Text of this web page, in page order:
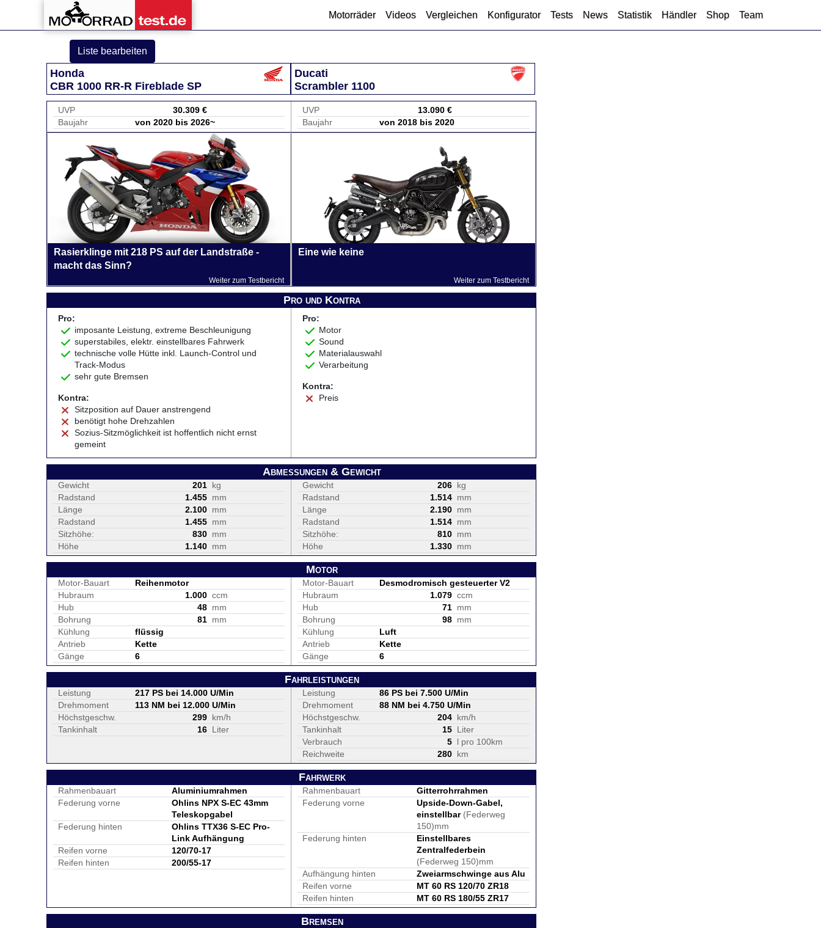
Motorräder Videos Vergleichen Konfigurator Tests News Statistik Händler Shop Team
Liste bearbeiten
Honda
CBR 1000 RR-R Fireblade SP
Ducati
Scrambler 1100
UVP
30.309 €
Baujahr
von 2020 bis 2026~
UVP
13.090 €
Baujahr
von 2018 bis 2020
Rasierklinge mit 218 PS auf der Landstraße -
macht das Sinn?
Weiter zum Testbericht
Eine wie keine
Weiter zum Testbericht
Pro und Kontra
Pro:
imposante Leistung, extreme Beschleunigung
superstabiles, elektr. einstellbares Fahrwerk
technische volle Hütte inkl. Launch-Control und
Track-Modus
sehr gute Bremsen
Kontra:
Sitzposition auf Dauer anstrengend
benötigt hohe Drehzahlen
Sozius-Sitzmöglichkeit ist hoffentlich nicht ernst
gemeint
Pro:
Motor
Sound
Materialauswahl
Verarbeitung
Kontra:
Preis
Abmessungen & Gewicht
Gewicht 201 kg
Radstand
1.455 mm
Länge
2.100 mm
Radstand
1.455 mm
Sitzhöhe:
830 mm
Höhe
1.140 mm
Gewicht 206 kg
Radstand
1.514 mm
Länge
2.190 mm
Radstand
1.514 mm
Sitzhöhe:
810 mm
Höhe
1.330 mm
Motor
Motor-Bauart
Reihenmotor
Hubraum
1.000 ccm
Hub
48 mm
Bohrung
81 mm
Kühlung
flüssig
Antrieb
Kette
Gänge
6
Motor-Bauart
Desmodromisch gesteuerter V2
Hubraum
1.079 ccm
Hub
71 mm
Bohrung
98 mm
Kühlung
Luft
Antrieb
Kette
Gänge
6
Fahrleistungen
Leistung
217 PS bei 14.000 U/Min
Drehmoment
113 NM bei 12.000 U/Min
Höchstgeschw.
299 km/h
Tankinhalt
16 Liter
Leistung
86 PS bei 7.500 U/Min
Drehmoment
88 NM bei 4.750 U/Min
Höchstgeschw.
204 km/h
Tankinhalt
15 Liter
Verbrauch
5 l pro 100km
Reichweite
280 km
Fahrwerk
Rahmenbauart
Aluminiumrahmen
Federung vorne
Ohlins NPX S-EC 43mm
Teleskopgabel
Federung hinten
Ohlins TTX36 S-EC Pro-
Link Aufhängung
Reifen vorne
120/70-17
Reifen hinten
200/55-17
Rahmenbauart
Gitterrohrrahmen
Federung vorne
Upside-Down-Gabel,
einstellbar(Federweg
150)mm
Federung hinten
Einstellbares
Zentralfederbein
(Federweg 150)mm
Aufhängung hinten
Zweiarmschwinge aus Alu
Reifen vorne
MT 60 RS 120/70 ZR18
Reifen hinten
MT 60 RS 180/55 ZR17
Bremsen